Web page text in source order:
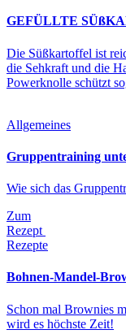
GEFÜLLTE
Die Süßkartoffel ist
die Sehkraft und die
Powerknolle schützt
Allgemeines
Gruppentraining
Wie sich das
Zum
Rezept
Rezepte
Bohnen-Mandel-
Schon mal Brownies
wird es höchste Zeit!